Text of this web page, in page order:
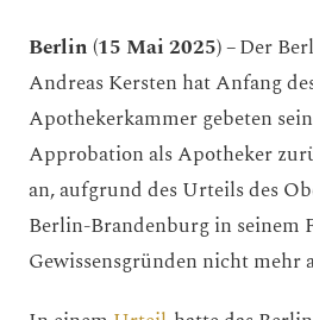
Berlin (15 Mai 2025) –Der
Andreas Kersten hat Anfang
Apothekerkammer gebeten
Approbation als Apotheker
an, aufgrund des Urteils des
Berlin-Brandenburg in seinem
Gewissensgründen nicht mehr